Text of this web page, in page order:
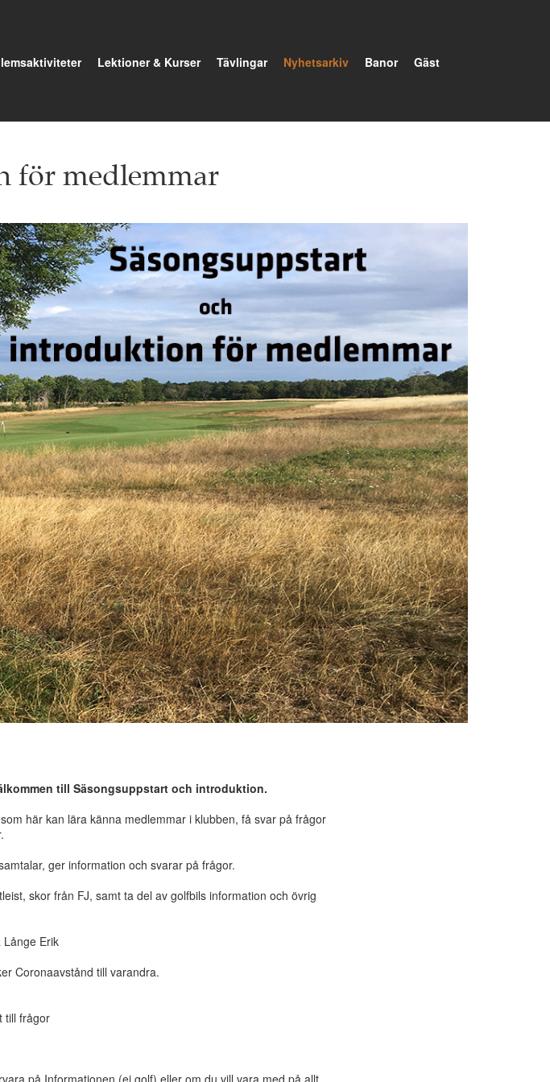
Lektioner & Kurser Tävlingar Nyhetsarkiv Banor Gäst
för medlemmar
till Säsongsuppstart och introduktion.
här kan lära känna medlemmar i klubben, få svar på frågor
ger information och svarar på frågor.
skor från FJ, samt ta del av golfbils information och övrig
Långe Erik
Coronaavstånd till varandra.
till frågor
på Informationen (ej golf) eller om du vill vara med på allt.